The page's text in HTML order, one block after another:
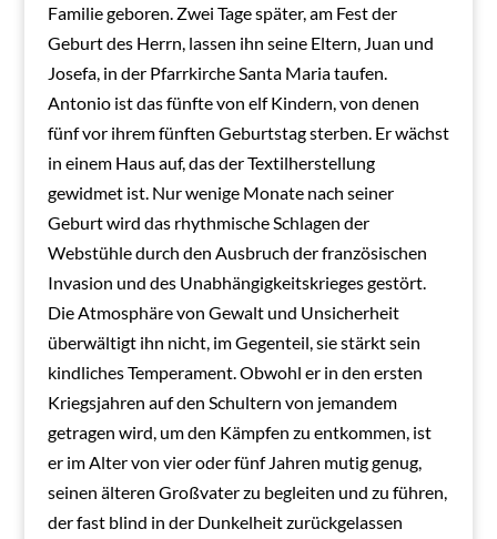
Familie geboren. Zwei Tage später, am Fest der
Geburt des Herrn, lassen ihn seine Eltern, Juan und
Josefa, in der Pfarrkirche Santa Maria taufen.
Antonio ist das fünfte von elf Kindern, von denen
fünf vor ihrem fünften Geburtstag sterben. Er wächst
in einem Haus auf, das der Textilherstellung
gewidmet ist. Nur wenige Monate nach seiner
Geburt wird das rhythmische Schlagen der
Webstühle durch den Ausbruch der französischen
Invasion und des Unabhängigkeitskrieges gestört.
Die Atmosphäre von Gewalt und Unsicherheit
überwältigt ihn nicht, im Gegenteil, sie stärkt sein
kindliches Temperament. Obwohl er in den ersten
Kriegsjahren auf den Schultern von jemandem
getragen wird, um den Kämpfen zu entkommen, ist
er im Alter von vier oder fünf Jahren mutig genug,
seinen älteren Großvater zu begleiten und zu führen,
der fast blind in der Dunkelheit zurückgelassen